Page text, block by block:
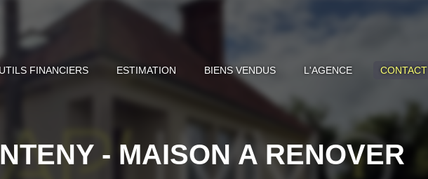
FINANCIERS ESTIMATION BIENS VENDUS L'AGENCE CONTACT
- MAISON A RENOVER